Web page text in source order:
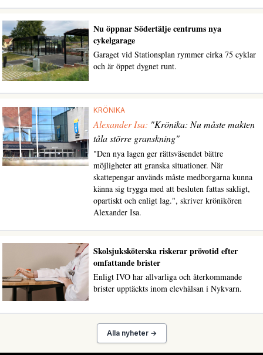
Nu öppnar Södertälje centrums nya
cykelgarage
Garaget vid Stationsplan rymmer cirka 75 cyklar
och är öppet dygnet runt.
KRÖNIKA
Alexander Isa: "Krönika: Nu måste makten
tåla större granskning"
"Den nya lagen ger rättsväsendet bättre
möjligheter att granska situationer. När
skattepengar används måste medborgarna kunna
känna sig trygga med att besluten fattas sakligt,
opartiskt och enligt lag.", skriver krönikören
Alexander Isa.
Skolsjuksköterska riskerar prövotid efter
omfattande brister
Enligt IVO har allvarliga och återkommande
brister upptäckts inom elevhälsan i Nykvarn.
Alla nyheter →